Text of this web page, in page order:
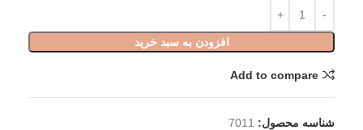
افزودن به سبد خرید
Add to compare
شناسه محصول: 7011